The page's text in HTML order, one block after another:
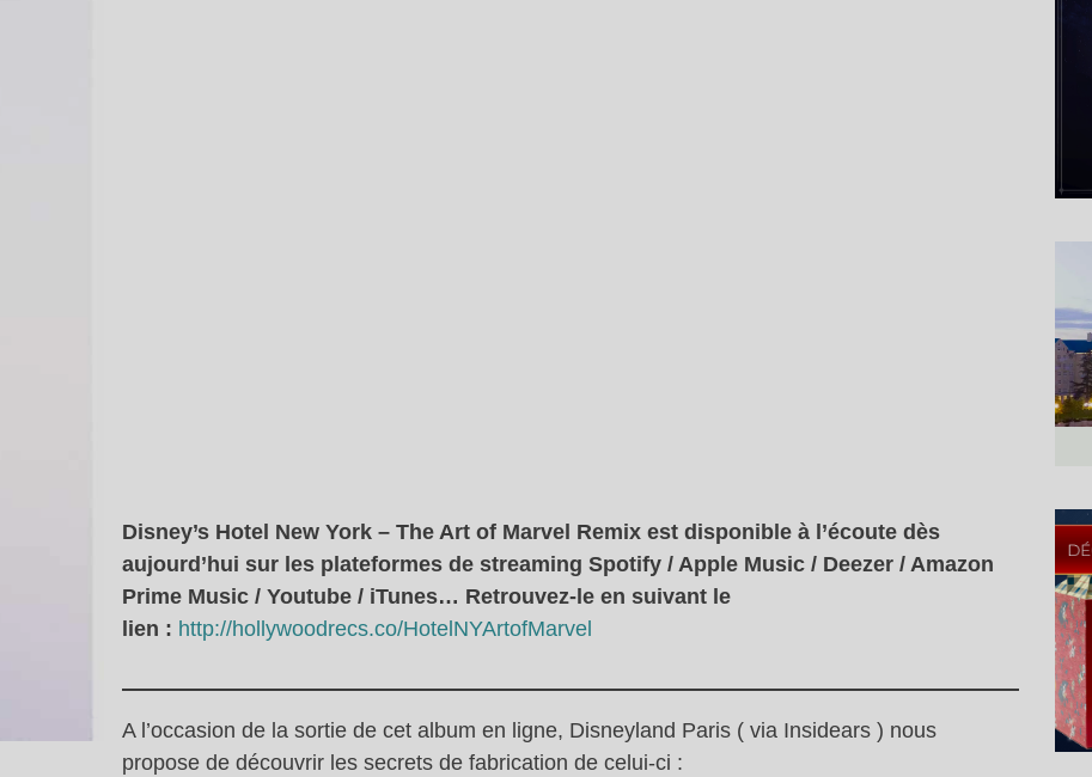
Disney’s Hotel New York – The Art of Marvel Remix est disponible à l’écoute dès
aujourd’hui sur les plateformes de streaming Spotify / Apple Music / Deezer / Amazon
Prime Music / Youtube / iTunes… Retrouvez-le en suivant le
lien : http://hollywoodrecs.co/HotelNYArtofMarvel
A l’occasion de la sortie de cet album en ligne, Disneyland Paris ( via Insidears ) nous
propose de découvrir les secrets de fabrication de celui-ci :